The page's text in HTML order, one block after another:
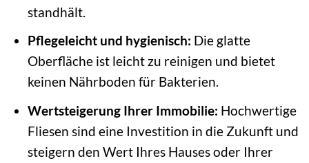
standhält.
Pflegeleicht und hygienisch: Die glatte
Oberfläche ist leicht zu reinigen und bietet
keinen Nährboden für Bakterien.
Wertsteigerung Ihrer Immobilie: Hochwertige
Fliesen sind eine Investition in die Zukunft und
steigern den Wert Ihres Hauses oder Ihrer